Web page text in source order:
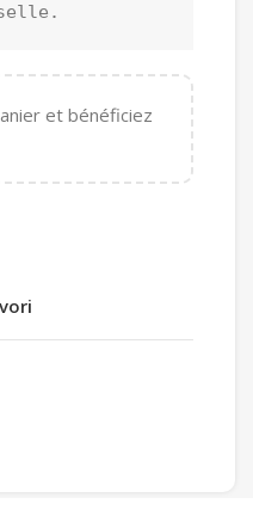
et bénéficiez